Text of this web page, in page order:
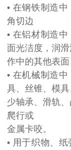
• 在钢铁制造
角切边
• 在铝材制造
面光洁度，润
作中的其他表面
• 在机械制造
具、丝锥、模
少轴承、滑轨
爬行或
金属卡咬。
• 用于织物、